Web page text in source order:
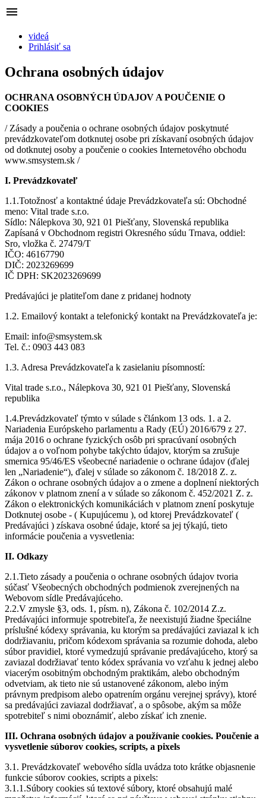
videá
Prihlásiť sa
Ochrana osobných údajov
OCHRANA OSOBNÝCH ÚDAJOV A POUČENIE O
COOKIES
/ Zásady a poučenia o ochrane osobných údajov poskytnuté
prevádzkovateľom dotknutej osobe pri získavaní osobných údajov
od dotknutej osoby a poučenie o cookies Internetového obchodu
www.smsystem.sk /
I. Prevádzkovateľ
1.1.Totožnosť a kontaktné údaje Prevádzkovateľa sú: Obchodné
meno: Vital trade s.r.o.
Sídlo: Nálepkova 30, 921 01 Piešťany, Slovenská republika
Zapísaná v Obchodnom registri Okresného súdu Trnava, oddiel:
Sro, vložka č. 27479/T
IČO: 46167790
DIČ: 2023269699
IČ DPH: SK2023269699
Predávajúci je platiteľom dane z pridanej hodnoty
1.2. Emailový kontakt a telefonický kontakt na Prevádzkovateľa je:
Email: info@smsystem.sk
Tel. č.: 0903 443 083
1.3. Adresa Prevádzkovateľa k zasielaniu písomností:
Vital trade s.r.o., Nálepkova 30, 921 01 Piešťany, Slovenská
republika
1.4.Prevádzkovateľ týmto v súlade s článkom 13 ods. 1. a 2.
Nariadenia Európskeho parlamentu a Rady (EÚ) 2016/679 z 27.
mája 2016 o ochrane fyzických osôb pri spracúvaní osobných
údajov a o voľnom pohybe takýchto údajov, ktorým sa zrušuje
smernica 95/46/ES všeobecné nariadenie o ochrane údajov (ďalej
len „Nariadenie“), ďalej v súlade so zákonom č. 18/2018 Z. z.
Zákon o ochrane osobných údajov a o zmene a doplnení niektorých
zákonov v platnom znení a v súlade so zákonom č. 452/2021 Z. z.
Zákon o elektronických komunikáciách v platnom znení poskytuje
Dotknutej osobe - ( Kupujúcemu ), od ktorej Prevádzkovateľ (
Predávajúci ) získava osobné údaje, ktoré sa jej týkajú, tieto
informácie poučenia a vysvetlenia:
II. Odkazy
2.1.Tieto zásady a poučenia o ochrane osobných údajov tvoria
súčasť Všeobecných obchodných podmienok zverejnených na
Webovom sídle Predávajúceho.
2.2.V zmysle §3, ods. 1, písm. n), Zákona č. 102/2014 Z.z.
Predávajúci informuje spotrebiteľa, že neexistujú žiadne špeciálne
príslušné kódexy správania, ku ktorým sa predávajúci zaviazal k ich
dodržiavaniu, pričom kódexom správania sa rozumie dohoda, alebo
súbor pravidiel, ktoré vymedzujú správanie predávajúceho, ktorý sa
zaviazal dodržiavať tento kódex správania vo vzťahu k jednej alebo
viacerým osobitným obchodným praktikám, alebo obchodným
odvetviam, ak tieto nie sú ustanovené zákonom, alebo iným
právnym predpisom alebo opatrením orgánu verejnej správy), ktoré
sa predávajúci zaviazal dodržiavať, a o spôsobe, akým sa môže
spotrebiteľ s nimi oboznámiť, alebo získať ich znenie.
III. Ochrana osobných údajov a používanie cookies. Poučenie a
vysvetlenie súborov cookies, scripts, a pixels
3.1. Prevádzkovateľ webového sídla uvádza toto krátke objasnenie
funkcie súborov cookies, scripts a pixels:
3.1.1.Súbory cookies sú textové súbory, ktoré obsahujú malé